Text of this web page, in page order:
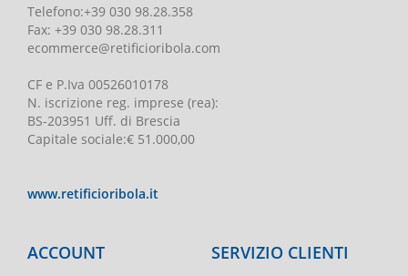
Telefono:+39 030 98.28.358
Fax: +39 030 98.28.311
ecommerce@retificioribola.com
CF e P.Iva 00526010178
N. iscrizione reg. imprese (rea):
BS-203951 Uff. di Brescia
Capitale sociale:€ 51.000,00
www.retificioribola.it
ACCOUNT SERVIZIO CLIENTI